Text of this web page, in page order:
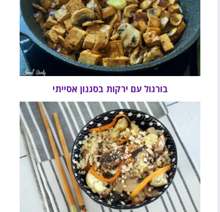
בורגול עם ירקות בסגנון אסייתי